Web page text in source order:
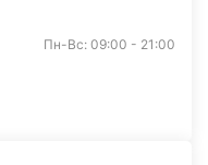
Пн-Вс: 09:00 - 21:00